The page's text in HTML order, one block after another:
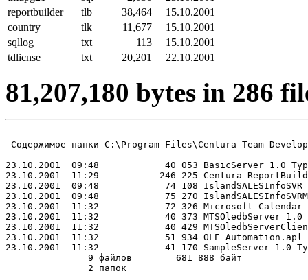
reportbuilder
tlb 38,464
15.10.2001
country
tlk 11,677
15.10.2001
sqllog
txt 113
15.10.2001
tdlicnse
txt 20,201 22.10.2001
81,207,180 bytes in 286